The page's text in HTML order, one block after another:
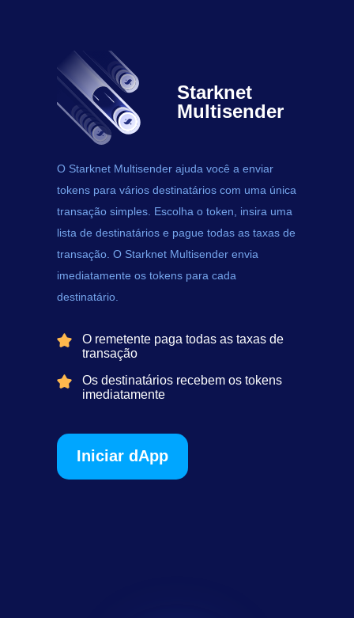
Starknet
Multisender
O Starknet Multisender ajuda você a enviar
tokens para vários destinatários com uma única
transação simples. Escolha o token, insira uma
lista de destinatários e pague todas as taxas de
transação. O Starknet Multisender envia
imediatamente os tokens para cada
destinatário.
O remetente paga todas as taxas de
transação
Os destinatários recebem os tokens
imediatamente
Iniciar dApp